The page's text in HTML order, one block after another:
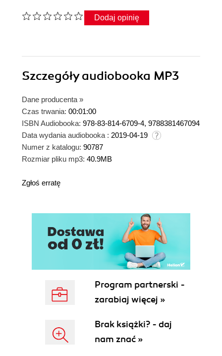
Dodaj opinię
Szczegółyaudiobooka MP3
Dane producenta »
Czas trwania: 00:01:00
ISBN Audiobooka: 978-83-814-6709-4, 9788381467094
Data wydania audiobooka : 2019-04-19
Numer z katalogu: 90787
Rozmiar pliku mp3: 40.9MB
Zgłoś erratę
Program partnerski -
zarabiaj więcej »
Brak książki? - daj
nam znać »